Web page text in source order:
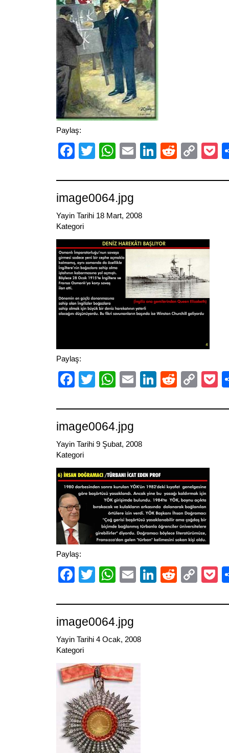
Paylaş:
Facebook
TwitterWhatsApp
EmailLinkedIn
Reddit
image0064.jpg
Yayin Tarihi 18 Mart, 2008
Kategori
Paylaş:
Facebook
TwitterWhatsApp
EmailLinkedIn
Reddit
image0064.jpg
Yayin Tarihi 9 Şubat, 2008
Kategori
Paylaş:
Facebook
TwitterWhatsApp
EmailLinkedIn
Reddit
image0064.jpg
Yayin Tarihi 4 Ocak, 2008
Kategori